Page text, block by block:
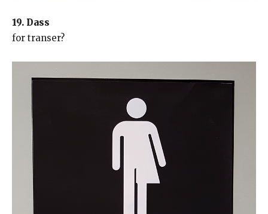
19. Dass
for transer?